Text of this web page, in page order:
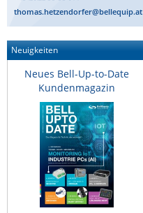
thomas.hetzendorfer@bellequip.at
Neuigkeiten
Neues Bell-Up-to-Date
Kundenmagazin